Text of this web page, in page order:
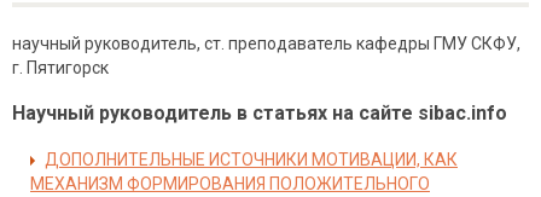
научный руководитель, ст. преподаватель кафедры ГМУ СКФУ,
г. Пятигорск
Научный руководитель в статьях на сайте sibac.info
ДОПОЛНИТЕЛЬНЫЕ ИСТОЧНИКИ МОТИВАЦИИ, КАК
МЕХАНИЗМ ФОРМИРОВАНИЯ ПОЛОЖИТЕЛЬНОГО